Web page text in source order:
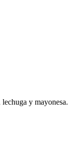
y mayonesa.